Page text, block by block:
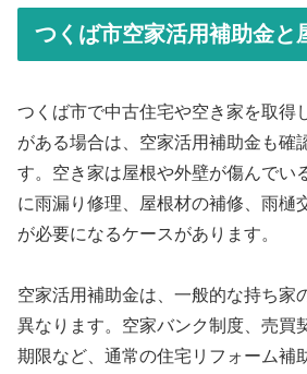
つくば市空家活用補助金と
つくば市で中古住宅や空き家を取得
がある場合は、空家活用補助金も確
す。空き家は屋根や外壁が傷んでい
に雨漏り修理、屋根材の補修、雨樋
が必要になるケースがあります。
空家活用補助金は、一般的な持ち家
異なります。空家バンク制度、売買
期限など、通常の住宅リフォーム補